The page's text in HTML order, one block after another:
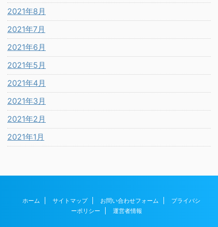
2021年8月
2021年7月
2021年6月
2021年5月
2021年4月
2021年3月
2021年2月
2021年1月
ホーム サイトマップ お問い合わせフォーム
プライバシ
ーポリシー
運営者情報